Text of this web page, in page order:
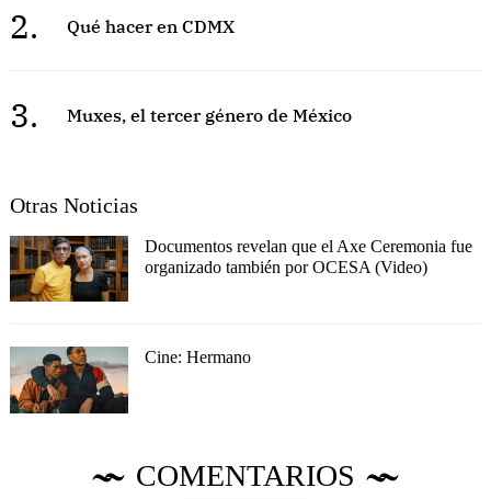
2. Qué hacer en CDMX
3. Muxes, el tercer género de México
Otras Noticias
Documentos revelan que el Axe Ceremonia fue
organizado también por OCESA (Video)
Cine: Hermano
COMENTARIOS